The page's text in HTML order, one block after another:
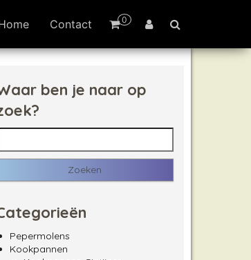
0
Contact
ben je naar op
naar:
Pepermolens
Kookpannen